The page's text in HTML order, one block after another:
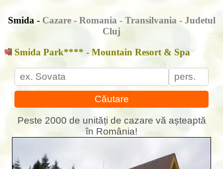
Smida - Cazare - Romania - Transilvania - Judetul
Cluj
Smida Park**** - Mountain Resort & Spa
Căutare
Peste 2000 de unități de cazare vă așteaptă
în România!